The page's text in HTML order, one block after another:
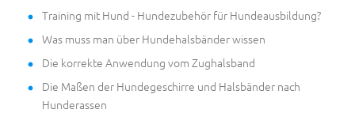
Training mit Hund - Hundezubehör für Hundeausbildung?
Was muss man über Hundehalsbänder wissen
Die korrekte Anwendung vom Zughalsband
Die Maßen der Hundegeschirre und Halsbänder nach
Hunderassen